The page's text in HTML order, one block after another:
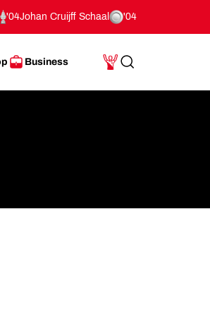
'04Johan Cruijff Schaal '04
Business
Mijn Account
Search